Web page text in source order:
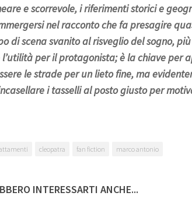
e scorrevole, i riferimenti storici e
nel racconto che fa presagire
di scena svanito al risveglio del sogno,
per il protagonista; è la chiave per
le strade per un lieto fine, ma
i tasselli al posto giusto per
cleopatra fan fiction marco antonio
INTERESSARTI ANCHE...